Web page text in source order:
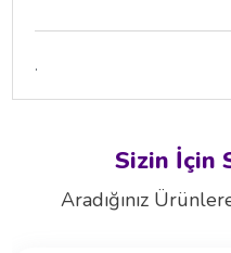
.
Sizin İçin
Aradığınız